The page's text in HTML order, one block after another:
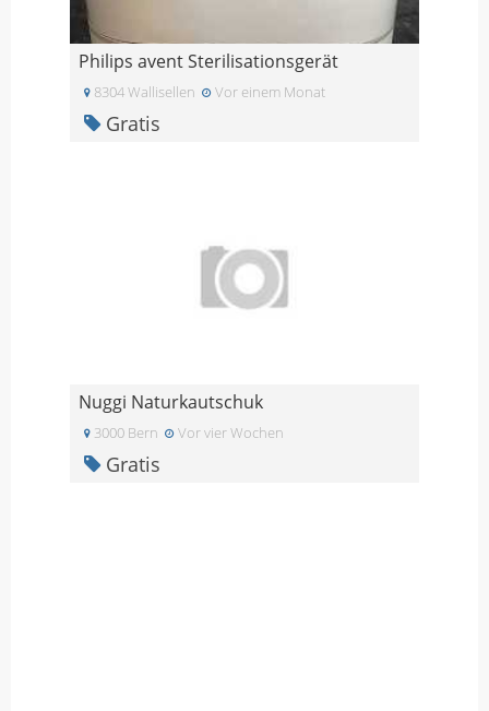
Philips avent Sterilisationsgerät
8304 Wallisellen Vor einem Monat
Gratis
Nuggi Naturkautschuk
3000 Bern Vor vier Wochen
Gratis